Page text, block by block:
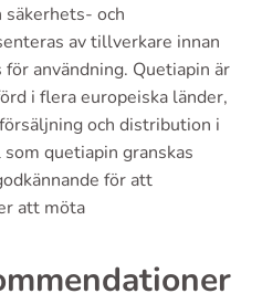
säkerhets- och
av tillverkare innan
användning. Quetiapin är
i flera europeiska länder,
och distribution i
quetiapin granskas
för att
att möta